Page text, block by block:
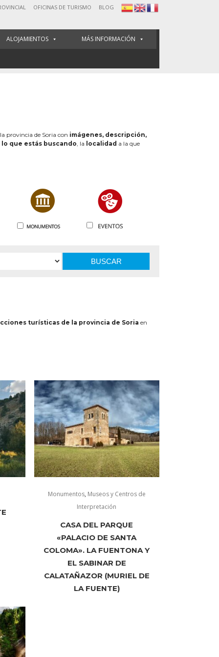
OFICINAS DE TURISMO BLOG
ALOJAMIENTOS MÁS INFORMACIÓN
provincia de Soria con imágenes, descripción,
lo que estás buscando, la localidad a la que
BUSCAR
turísticas de la provincia de Soria en
Monumentos, Museos y Centros de
Interpretación
CASA DEL PARQUE
«PALACIO DE SANTA
COLOMA». LA FUENTONA Y
EL SABINAR DE
CALATAÑAZOR (MURIEL DE
LA FUENTE)